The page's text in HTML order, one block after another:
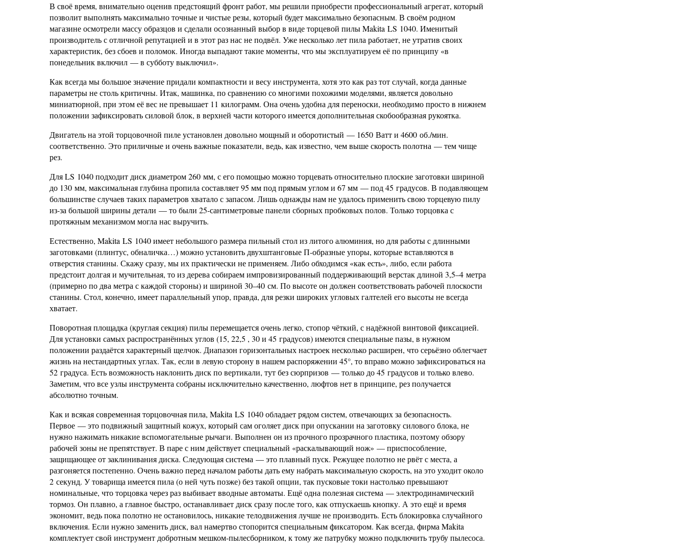
В своё время, внимательно оценив предстоящий фронт работ, мы решили приобрести профессиональный агрегат, который
позволит выполнять максимально точные и чистые резы, который будет максимально безопасным. В своём родном
магазине осмотрели массу образцов и сделали осознанный выбор в виде торцевой пилы Makita LS 1040. Именитый
производитель с отличной репутацией и в этот раз нас не подвёл. Уже несколько лет пила работает, не утратив своих
характеристик, без сбоев и поломок. Иногда выпадают такие моменты, что мы эксплуатируем её по принципу «в
понедельник включил — в субботу выключил».
Как всегда мы большое значение придали компактности и весу инструмента, хотя это как раз тот случай, когда данные
параметры не столь критичны. Итак, машинка, по сравнению со многими похожими моделями, является довольно
миниатюрной, при этом её вес не превышает 11 килограмм. Она очень удобна для переноски, необходимо просто в нижнем
положении зафиксировать силовой блок, в верхней части которого имеется дополнительная скобообразная рукоятка.
Двигатель на этой торцовочной пиле установлен довольно мощный и оборотистый — 1650 Ватт и 4600 об./мин.
соответственно. Это приличные и очень важные показатели, ведь, как известно, чем выше скорость полотна — тем чище
рез.
Для LS 1040 подходит диск диаметром 260 мм, с его помощью можно торцевать относительно плоские заготовки шириной
до 130 мм, максимальная глубина пропила составляет 95 мм под прямым углом и 67 мм — под 45 градусов. В подавляющем
большинстве случаев таких параметров хватало с запасом. Лишь однажды нам не удалось применить свою торцевую пилу
из-за большой ширины детали — то были 25-сантиметровые панели сборных пробковых полов. Только торцовка с
протяжным механизмом могла нас выручить.
Естественно, Makita LS 1040 имеет небольшого размера пильный стол из литого алюминия, но для работы с длинными
заготовками (плинтус, обналичка…) можно установить двухштанговые П-образные упоры, которые вставляются в
отверстия станины. Скажу сразу, мы их практически не применяем. Либо обходимся «как есть», либо, если работа
предстоит долгая и мучительная, то из дерева собираем импровизированный поддерживающий верстак длиной 3,5–4 метра
(примерно по два метра с каждой стороны) и шириной 30–40 см. По высоте он должен соответствовать рабочей плоскости
станины. Стол, конечно, имеет параллельный упор, правда, для резки широких угловых галтелей его высоты не всегда
хватает.
Поворотная площадка (круглая секция) пилы перемещается очень легко, стопор чёткий, с надёжной винтовой фиксацией.
Для установки самых распространённых углов (15, 22,5 , 30 и 45 градусов) имеются специальные пазы, в нужном
положении раздаётся характерный щелчок. Диапазон горизонтальных настроек несколько расширен, что серьёзно облегчает
жизнь на нестандартных углах. Так, если в левую сторону в нашем распоряжении 45°, то вправо можно зафиксироваться на
52 градуса. Есть возможность наклонить диск по вертикали, тут без сюрпризов — только до 45 градусов и только влево.
Заметим, что все узлы инструмента собраны исключительно качественно, люфтов нет в принципе, рез получается
абсолютно точным.
Как и всякая современная торцовочная пила, Makita LS 1040 обладает рядом систем, отвечающих за безопасность.
Первое — это подвижный защитный кожух, который сам оголяет диск при опускании на заготовку силового блока, не
нужно нажимать никакие вспомогательные рычаги. Выполнен он из прочного прозрачного пластика, поэтому обзору
рабочей зоны не препятствует. В паре с ним действует специальный «раскалывающий нож» — приспособление,
защищающее от заклинивания диска. Следующая система — это плавный пуск. Режущее полотно не рвёт с места, а
разгоняется постепенно. Очень важно перед началом работы дать ему набрать максимальную скорость, на это уходит около
2 секунд. У товарища имеется пила (о ней чуть позже) без такой опции, так пусковые токи настолько превышают
номинальные, что торцовка через раз выбивает вводные автоматы. Ещё одна полезная система — электродинамический
тормоз. Он плавно, а главное быстро, останавливает диск сразу после того, как отпускаешь кнопку. А это ещё и время
экономит, ведь пока полотно не остановилось, никакие телодвижения лучше не производить. Есть блокировка случайного
включения. Если нужно заменить диск, вал намертво стопорится специальным фиксатором. Как всегда, фирма Makita
комплектует свой инструмент добротным мешком-пылесборником, к тому же патрубку можно подключить трубу пылесоса.